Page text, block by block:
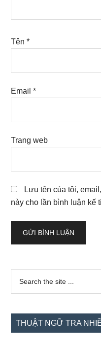
Tên*
Email*
Trang web
Lưu tên của tôi,
này cho lần bình luận kế
Sidebar
chính
...
THUẬT NGỮ TRA